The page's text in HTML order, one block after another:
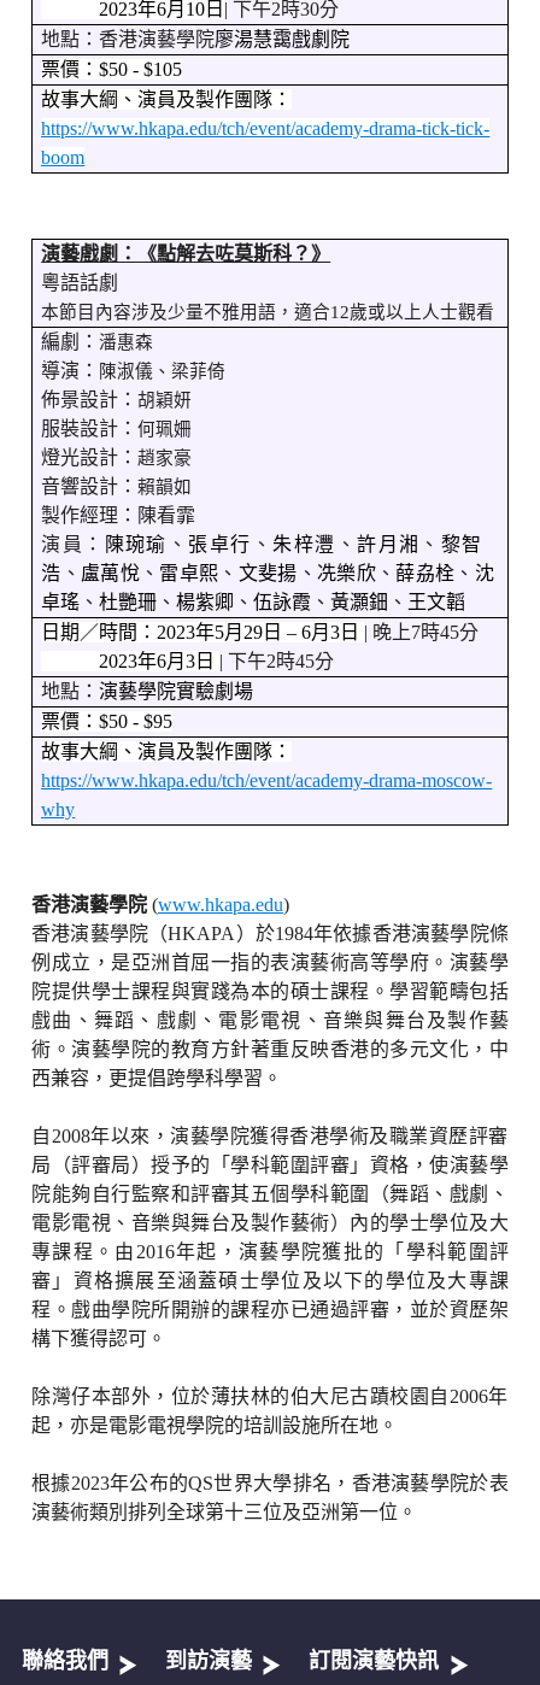
2023年6月 10 日 |下午2時30分
地點：香港演藝學院廖湯慧靄戲劇院
票價：$50 - $105
故事大綱、演員及製作團隊：
https://www.hkapa.edu/tch/event/academy-drama-tick-tick-
boom
演藝戲劇：《點解去咗莫斯科？》
粵語話劇
本節目內容涉及少量不雅用語，適合12歲或以上人士觀看
編劇：潘惠森
導演： 陳淑儀、梁菲倚
佈景設計：胡穎妍
服裝設計：何珮姍
燈光設計：趙家豪
音響設計：賴韻如
製作經理：陳看霏
演員：
陳琬瑜 、 張卓行 、 朱梓灃 、許月湘 、 黎智
浩 、 盧萬悅、 雷卓熙 、 文斐揚 、 冼樂欣 、 薛劦栓 、 沈
卓瑤 、杜艷珊 、楊紫卿 、伍詠霞 、黃灝鈿 、 王文韜
日期／時間： 2023年5月 29 日 – 6月3 日 | 晚上7時45分
2023年6月3 日 |下午2時45分
地點：演藝學院實驗劇場
票價：$50 - $95
故事大綱、演員及製作團隊：
https://www.hkapa.edu/tch/event/academy-drama-moscow-
why
香港演藝學院 (www.hkapa.edu)
香港演藝學院（HKAPA ）於1984年依據香港演藝學院條
例成立，是亞洲首屈一指的表演藝術高等學府。演藝學
院提供學士課程與實踐為本的碩士課程。學習範疇包括
戲曲、舞蹈、戲劇、電影電視、音樂與舞台及製作藝
術。演藝學院的教育方針著重反映香港的多元文化，中
西兼容，更提倡跨學科學習。
自 2008年以來，演藝學院獲得香港學術及職業資歷評審
局（評審局）授予的「學科範圍評審」資格，使演藝學
院能夠自行監察和評審其五個學科範圍（舞蹈、戲劇、
電影電視、音樂與舞台及製作藝術）內的學士學位及大
專課程。由 2016年起，演藝學院獲批的「學科範圍評
審」資格擴展至涵蓋碩士學位及以下的學位及大專課
程。戲曲學院所開辦的課程亦已通過評審，並於資歷架
構下獲得認可。
除灣仔本部外，位於薄扶林的伯大尼古蹟校園自 2006年
起，亦是電影電視學院的培訓設施所在地。
根據2023年公布的QS世界大學排名，香港演藝學院於表
演藝術類別排列全球第十三位及亞洲第一位。
聯絡我們 到訪演藝 訂閱演藝快訊